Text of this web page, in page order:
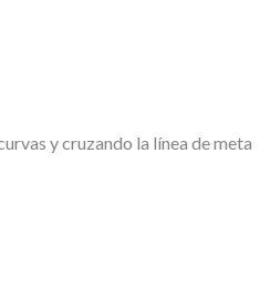
y cruzando la línea de meta